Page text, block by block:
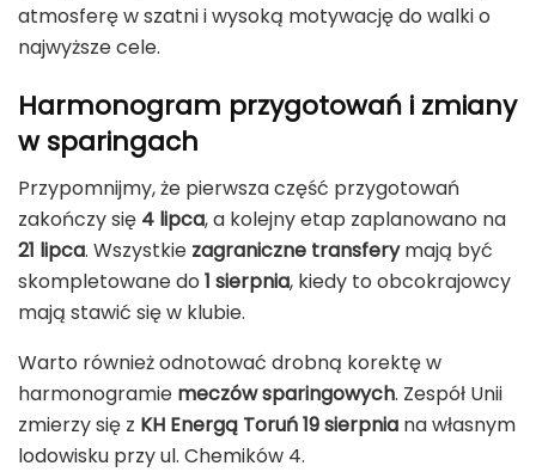
atmosferę w szatni i wysoką motywację do walki o
najwyższe cele.
Harmonogram przygotowań i zmiany
w sparingach
Przypomnijmy, że pierwsza część przygotowań
zakończy się 4 lipca, a kolejny etap zaplanowano na
21 lipca. Wszystkie zagraniczne transferymają być
skompletowane do 1 sierpnia, kiedy to obcokrajowcy
mają stawić się w klubie.
Warto również odnotować drobną korektę w
harmonogramie meczów sparingowych. Zespół Unii
zmierzy się z KH Energą Toruń19 sierpnia na własnym
lodowisku przy ul. Chemików 4.